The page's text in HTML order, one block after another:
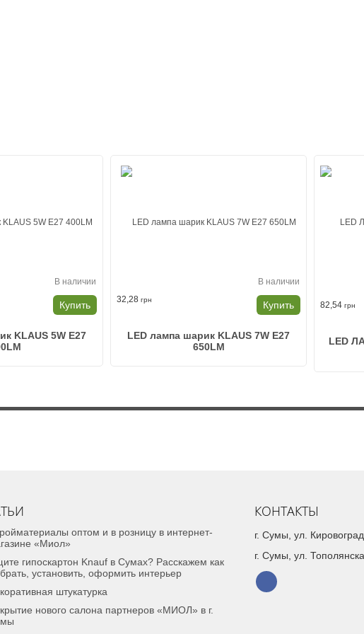
В наличии
Купить
KLAUS 5W E27
В наличии
32,28 грн Купить
LED лампа шарик KLAUS 7W E27
650LM
82,54 грн
LED
оптом и в розницу в интернет-
«Миол»
гипоскартон Knauf в Сумах? Расскажем как
установить, оформить интерьер
штукатурка
нового салона партнеров «МИОЛ» в г.
КОНТАКТЫ
г. Сумы, ул.
г. Сумы, ул.